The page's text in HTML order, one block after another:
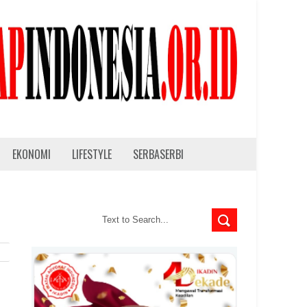
EKONOMI LIFESTYLE SERBASERBI